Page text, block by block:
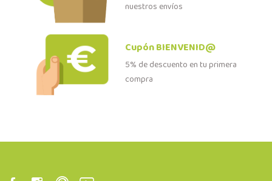
nuestros envíos
Cupón BIENVENID@
5% de descuento en tu primera
compra